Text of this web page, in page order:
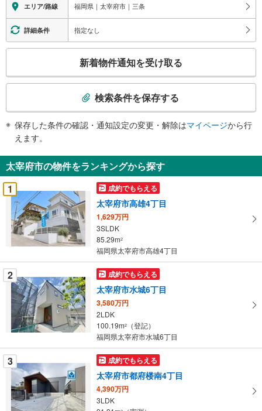
エリア/路線 福岡県｜太宰府市｜三条
詳細条件 指定なし
検
知
を
受
け
取
る
・
条
件
を
マ
イ
ペ
ー
に
保
す
る
新着物件通知を受け取る
検索条件を保存する
保存した条件の確認・通知設定の変更・解除はマイページから行
えます。
太宰府市の物件をランキングから探す
1
成約でもらえる
太宰府市高雄4丁目
1,629万円
3SLDK
85.29m2
福岡県太宰府市高雄4丁目
2 成約でもらえる
太宰府市水城6丁目
3,580万円
2LDK
100.19m2
（登記）
福岡県太宰府市水城6丁目
3 成約でもらえる
太宰府市都府楼南4丁目
4,390万円
3LDK